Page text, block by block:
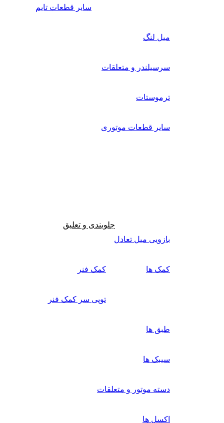
سایر قطعات تایم
میل لنگ
سرسیلندر و متعلقات
ترموستات
سایر قطعات موتوری
جلوبندی و تعلیق
بازویی میل تعادل
کمک ها کمک فنر
توپی سر کمک فنر
طبق ها
سیبک ها
دسته موتور و متعلقات
اکسل ها